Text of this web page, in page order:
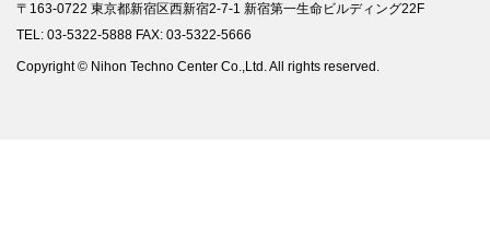
〒163-0722 東京都新宿区西新宿2-7-1 新宿第一生命ビルディング22F
TEL: 03-5322-5888 FAX: 03-5322-5666
Copyright © Nihon Techno Center Co.,Ltd. All rights reserved.